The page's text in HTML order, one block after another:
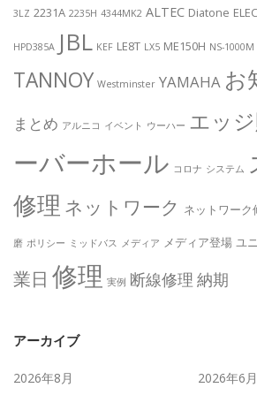
3LZ 2231A 2235H 4344MK2 ALTEC Diatone
HPD385A JBL KEF LE8T LX5 ME150H NS-1000M
TANNOY Westminster YAMAHA お
まとめ アルニコ イベント ウーハー エッ
ーバーホール コロナ システム
修理 ネットワーク ネットワーク
磨 ポリシー ミッドバス メディア メディア登場 ユ
業日 修理 実例 断線修理 納期
アーカイブ
2026年8月
2026年6月